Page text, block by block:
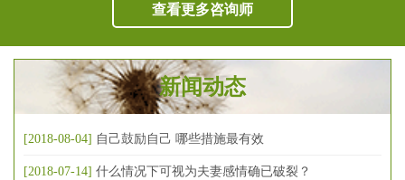
查看更多咨询师
新闻动态
[2018-08-04] 自己鼓励自己 哪些措施最有效
[2018-07-14] 什么情况下可视为夫妻感情确已破裂？